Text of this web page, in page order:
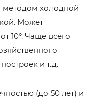
методом холодной
Может
10°. Чаще всего
и т.д.
(до 50 лет) и